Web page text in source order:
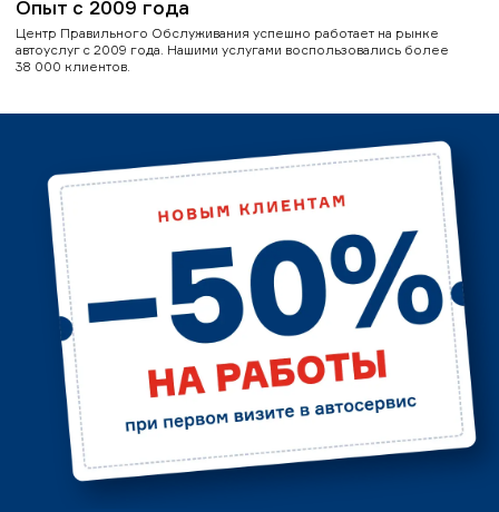
Опыт с 2009 года
Центр Правильного Обслуживания успешно работает на рынке
автоуслуг с 2009 года. Нашими услугами воспользовались более
38 000 клиентов.